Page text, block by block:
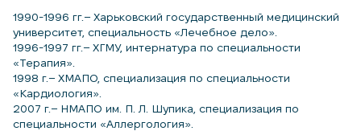
1990-1996 гг.– Харьковский государственный медицинский
университет, специальность «Лечебное дело».
1996-1997 гг.– ХГМУ, интернатура по специальности
«Терапия».
1998 г.– ХМАПО, специализация по специальности
«Кардиология».
2007 г.– НМАПО им. П. Л. Шупика, специализация по
специальности «Аллергология».